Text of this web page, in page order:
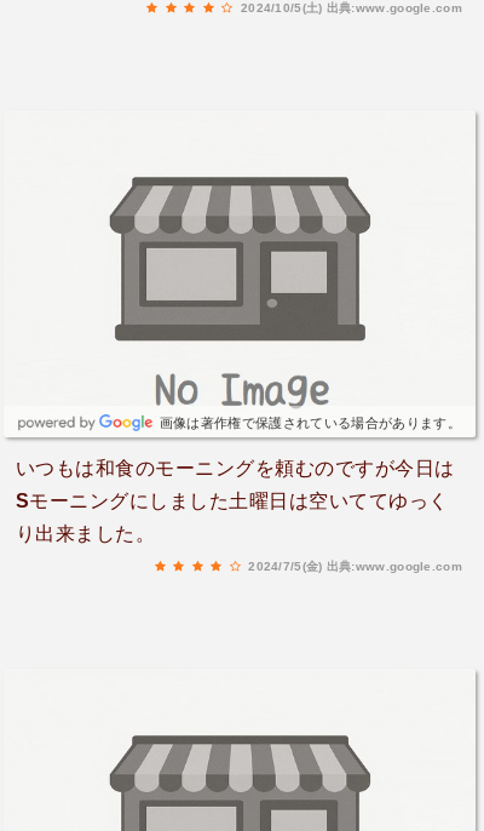
2024/10/5(土) 出典:www.google.com
画像は著作権で保護されている場合があります。
いつもは和食のモーニングを頼むのですが今日は
Sモーニングにしました土曜日は空いててゆっく
り出来ました。
2024/7/5(金) 出典:www.google.com